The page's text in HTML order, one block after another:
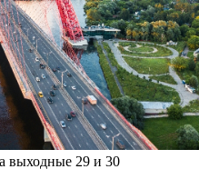
выходные 29 и 30